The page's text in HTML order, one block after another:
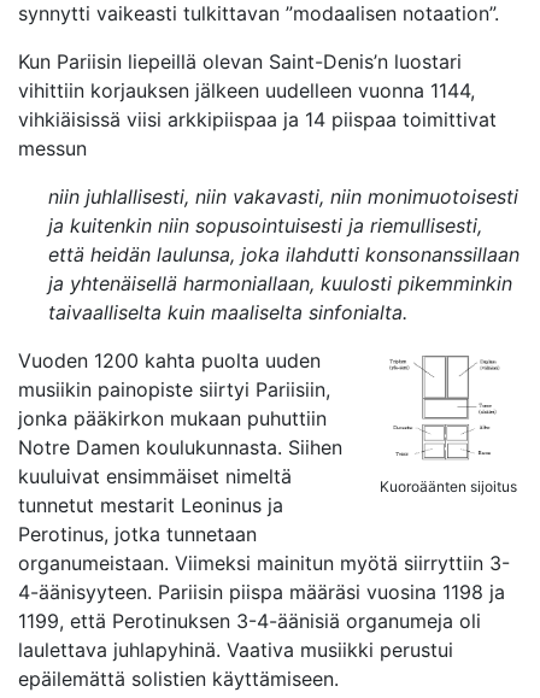
synnytti vaikeasti tulkittavan ”modaalisen notaation”.
Kun Pariisin liepeillä olevan Saint-Denis’n luostari
vihittiin korjauksen jälkeen uudelleen vuonna 1144,
vihkiäisissä viisi arkkipiispaa ja 14 piispaa toimittivat
messun
niin juhlallisesti, niin vakavasti, niin monimuotoisesti
ja kuitenkin niin sopusointuisesti ja riemullisesti,
että heidän laulunsa, joka ilahdutti konsonanssillaan
ja yhtenäisellä harmoniallaan, kuulosti pikemminkin
taivaalliselta kuin maaliselta sinfonialta.
Kuoroäänten sijoitus
Vuoden 1200 kahta puolta uuden
musiikin painopiste siirtyi Pariisiin,
jonka pääkirkon mukaan puhuttiin
Notre Damen koulukunnasta. Siihen
kuuluivat ensimmäiset nimeltä
tunnetut mestarit Leoninus ja
Perotinus, jotka tunnetaan
organumeistaan. Viimeksi mainitun myötä siirryttiin 3-
4-äänisyyteen. Pariisin piispa määräsi vuosina 1198 ja
1199, että Perotinuksen 3-4-äänisiä organumeja oli
laulettava juhlapyhinä. Vaativa musiikki perustui
epäilemättä solistien käyttämiseen.